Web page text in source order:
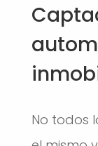
No todos